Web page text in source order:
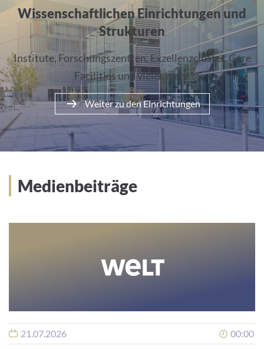
Wissenschaftlichen Einrichtungen und
Strukturen
Institute, Forschungszentren, Exzellenzcluster, Core
Facilities und vieles mehr
Weiter zu den Einrichtungen
Medienbeiträge
21.07.2026 00:00